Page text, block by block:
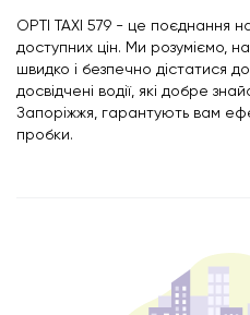
OPTI TAXI 579 - це поєднання
доступних цін. Ми розуміємо,
швидко і безпечно дістатися
досвідчені водії, які добре
Запоріжжя, гарантують вам
пробки.